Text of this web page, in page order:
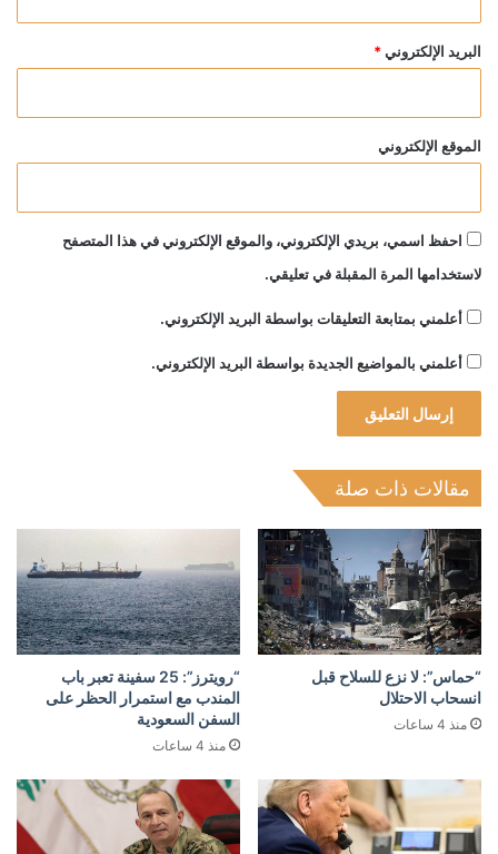
البريد الإلكتروني *
الموقع الإلكتروني
احفظ اسمي، بريدي الإلكتروني، والموقع الإلكتروني في هذا المتصفح
لاستخدامها المرة المقبلة في تعليقي.
أعلمني بمتابعة التعليقات بواسطة البريد الإلكتروني.
أعلمني بالمواضيع الجديدة بواسطة البريد الإلكتروني.
مقالات ذات صلة
“حماس”: لا نزع للسلاح قبل
انسحاب الاحتلال
منذ 4 ساعات
“رويترز”: 25 سفينة تعبر باب
المندب مع استمرار الحظر على
السفن السعودية
منذ 4 ساعات